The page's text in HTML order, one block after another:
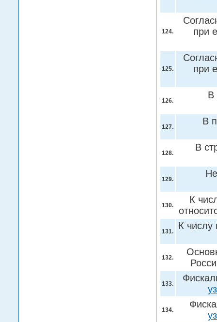
124.
при
125.
при
126.
В
127.
В
128.
В
129.
130.
К
131.
К числу
132.
133.
134.